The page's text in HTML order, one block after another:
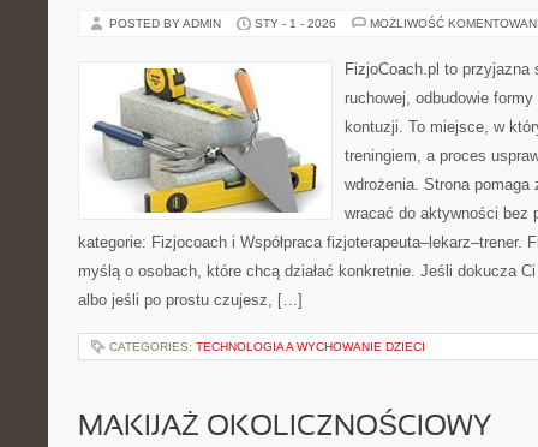
POSTED BY ADMIN STY - 1 - 2026 MOŻLIWOŚĆ
FizjoCoach.pl to przyjazna
ruchowej, odbudowie
kontuzji. To miejsce, w
treningiem, a proces
wdrożenia. Strona pomaga
wracać do aktywności bez
kategorie: Fizjocoach i Współpraca fizjoterapeuta–lekarz–trener.
myślą o osobach, które chcą działać konkretnie. Jeśli dokucza
albo jeśli po prostu czujesz, […]
CATEGORIES: TECHNOLOGIA A WYCHOWANIE DZIECI
MAKIJAŻ OKOLICZNOŚCIOWY